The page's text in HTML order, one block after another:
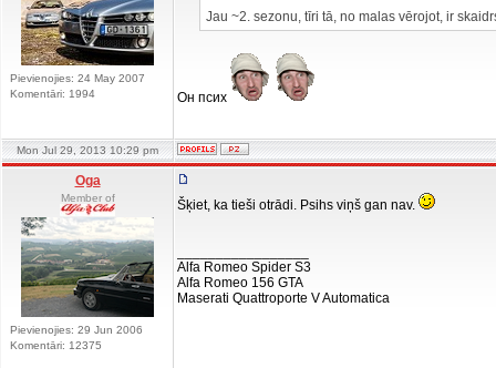
Pievienojies: 24 May 2007
Komentāri: 1994
Jau ~2. sezonu, tīri tā, no malas vērojot, ir
Он псих
Mon Jul 29, 2013 10:29 pm
Oga
Member of
Pievienojies: 29 Jun 2006
Komentāri: 12375
Šķiet, ka tieši otrādi. Psihs viņš gan nav.
Alfa Romeo Spider S3
Alfa Romeo 156 GTA
Maserati Quattroporte V Automatica